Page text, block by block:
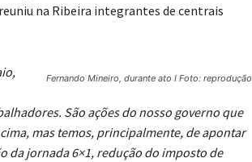
na Ribeira integrantes de centrais
Fernando Mineiro, durante ato I Foto: reprodução
São ações do nosso governo que
mas temos, principalmente, de apontar
da jornada 6×1, redução do imposto de